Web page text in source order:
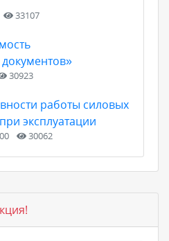
33107
30923
работы силовых
эксплуатации
30062